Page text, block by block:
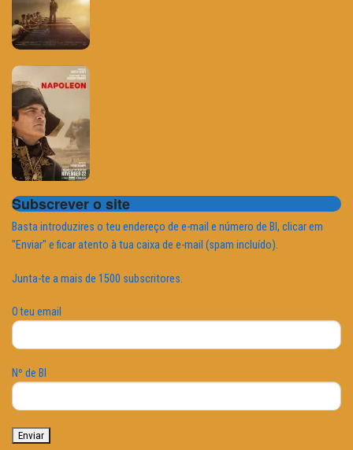
Subscrever o site
Basta introduzires o teu endereço de e-mail e número de BI, clicar em
"Enviar" e ficar atento à tua caixa de e-mail (spam incluído).
Junta-te a mais de 1500 subscritores.
O teu email
Nº de BI